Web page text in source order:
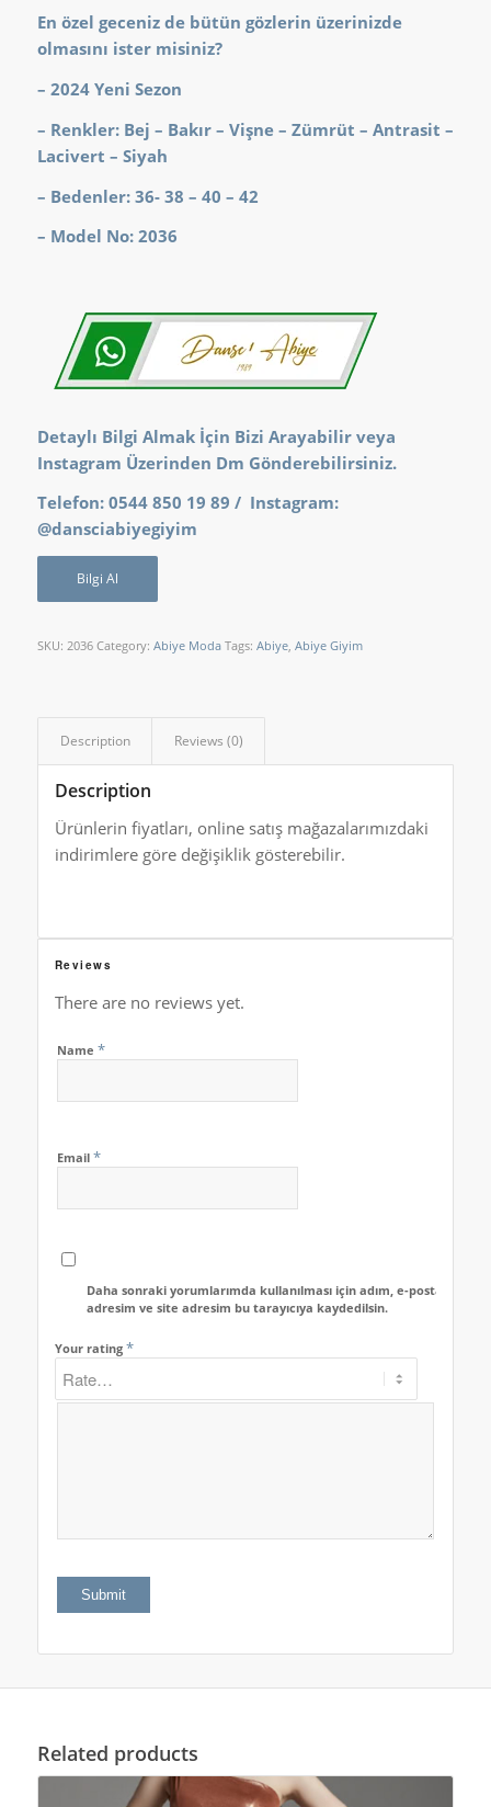
En özel geceniz de bütün gözlerin üzerinizde
olmasını ister misiniz?
– 2024 Yeni Sezon
– Renkler: Bej – Bakır – Vişne – Zümrüt – Antrasit –
Lacivert – Siyah
– Bedenler: 36- 38 – 40 – 42
– Model No: 2036
Detaylı Bilgi Almak İçin Bizi Arayabilir veya
Instagram Üzerinden Dm Gönderebilirsiniz.
Telefon: 0544 850 19 89 / Instagram:
@dansciabiyegiyim
Bilgi Al
SKU: 2036 Category: Abiye Moda Tags: Abiye, Abiye Giyim
Description Reviews (0)
Description
Ürünlerin fiyatları, online satış mağazalarımızdaki
indirimlere göre değişiklik gösterebilir.
Reviews
There are no reviews yet.
Name *
Email *
Daha sonraki yorumlarımda kullanılması için adım, e-posta
adresim ve site adresim bu tarayıcıya kaydedilsin.
Your rating *
Related products